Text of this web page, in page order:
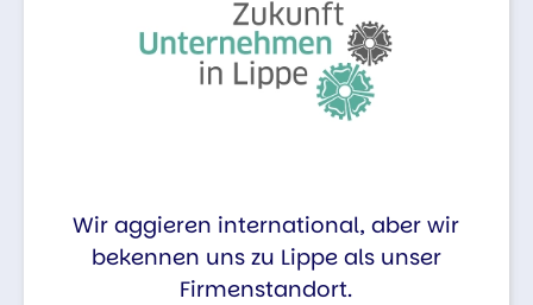
Wir aggieren international, aber wir
bekennen uns zu Lippe als unser
Firmenstandort.